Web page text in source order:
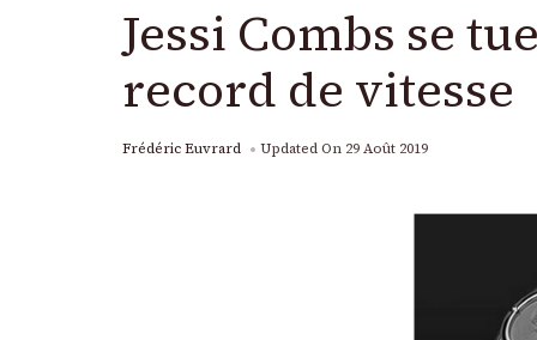
Jessi Combs se
record de vitesse
Frédéric Euvrard Updated On 29 Août 2019